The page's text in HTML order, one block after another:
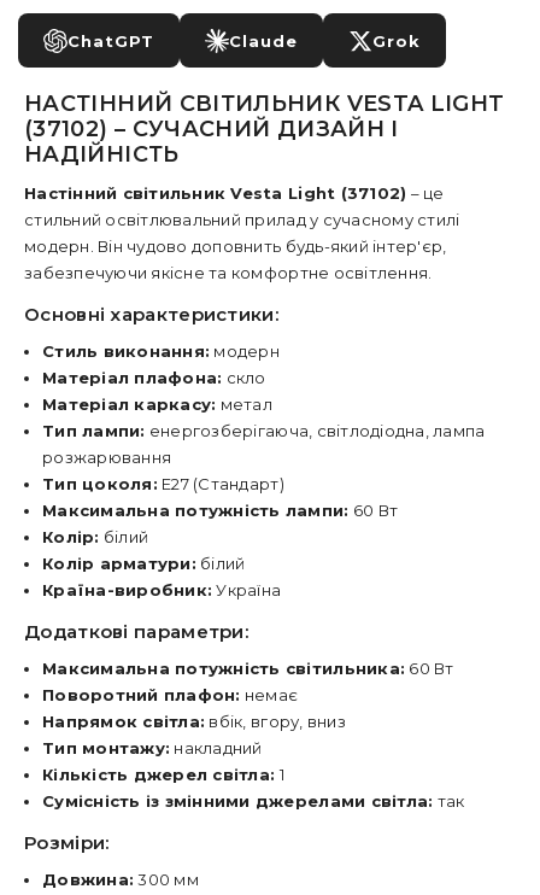
ChatGPT Claude Grok
НАСТІННИЙ СВІТИЛЬНИК VESTA LIGHT
(37102) – СУЧАСНИЙ ДИЗАЙН І
НАДІЙНІСТЬ
Настінний світильник Vesta Light (37102) – це
стильний освітлювальний прилад у сучасному стилі
модерн. Він чудово доповнить будь-який інтер'єр,
забезпечуючи якісне та комфортне освітлення.
Основні характеристики:
Стиль виконання: модерн
Матеріал плафона: скло
Матеріал каркасу: метал
Тип лампи: енергозберігаюча, світлодіодна, лампа
розжарювання
Тип цоколя: E27 (Стандарт)
Максимальна потужність лампи: 60 Вт
Колір: білий
Колір арматури: білий
Країна-виробник: Україна
Додаткові параметри:
Максимальна потужність світильника: 60 Вт
Поворотний плафон: немає
Напрямок світла: вбік, вгору, вниз
Тип монтажу: накладний
Кількість джерел світла: 1
Сумісність із змінними джерелами світла: так
Розміри:
Довжина: 300 мм